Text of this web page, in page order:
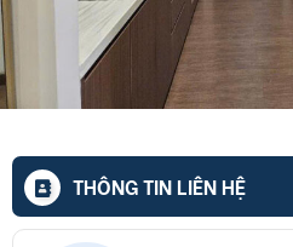
THÔNG TIN LIÊN HỆ